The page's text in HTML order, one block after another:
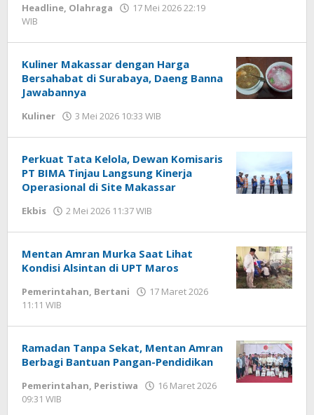
Headline, Olahraga
17 Mei 2026 22:19
WIB
Kuliner Makassar dengan Harga
Bersahabat di Surabaya, Daeng Banna
Jawabannya
Kuliner 3 Mei 2026 10:33 WIB
Perkuat Tata Kelola, Dewan Komisaris
PT BIMA Tinjau Langsung Kinerja
Operasional di Site Makassar
Ekbis 2 Mei 2026 11:37 WIB
Mentan Amran Murka Saat Lihat
Kondisi Alsintan di UPT Maros
Pemerintahan, Bertani
17 Maret 2026
11:11 WIB
Ramadan Tanpa Sekat, Mentan Amran
Berbagi Bantuan Pangan-Pendidikan
Pemerintahan, Peristiwa
16 Maret 2026
09:31 WIB